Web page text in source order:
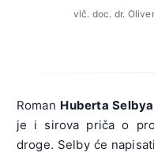
vlč. doc. dr.
Roman Huberta
je i sirova priča o
droge. Selby će